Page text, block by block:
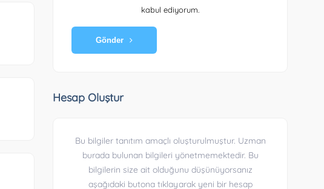
kabul ediyorum.
Gönder
Hesap Oluştur
Bu bilgiler tanıtım amaçlı oluşturulmuştur. Uzman
burada bulunan bilgileri yönetmemektedir. Bu
bilgilerin size ait olduğunu düşünüyorsanız
aşağıdaki butona tıklayarak yeni bir hesap